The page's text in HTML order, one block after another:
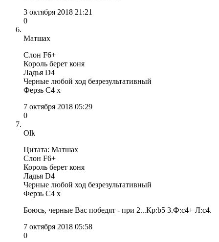
3 октября 2018 21:21
0
Матшах
Слон F6+
Король берет коня
Ладья D4
Черные любой ход безрезультативный
Ферзь С4 х
7 октября 2018 05:29
0
Olk
Цитата: Матшах
Слон F6+
Король берет коня
Ладья D4
Черные любой ход безрезультативный
Ферзь С4 х
Боюсь, черные Вас победят - при 2...Кр:b5 3.Ф:с4+ Л:с4.
7 октября 2018 05:58
0